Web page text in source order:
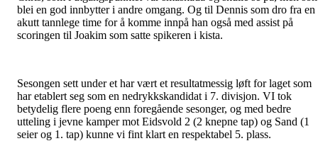
blei en god innbytter i andre omgang. Og til Dennis som dro fra en
akutt tannlege time for å komme innpå han også med assist på
scoringen til Joakim som satte spikeren i kista.
Sesongen sett under et har vært et resultatmessig løft for laget som
har etablert seg som en nedrykkskandidat i 7. divisjon. VI tok
betydelig flere poeng enn foregående sesonger, og med bedre
utteling i jevne kamper mot Eidsvold 2 (2 knepne tap) og Sand (1
seier og 1. tap) kunne vi fint klart en respektabel 5. plass.